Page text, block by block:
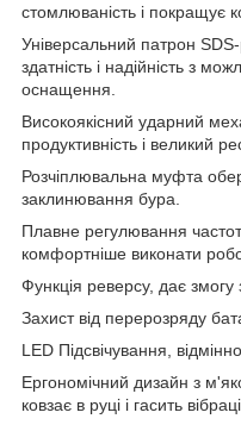
стомлюваність і покращує
Універсальний патрон
здатність і надійність з
оснащення.
Високоякісний ударний
продуктивність і великий
Розчіплювальна муфта
заклинювання бура.
Плавне регулювання
комфортніше виконати
Функція реверсу, дає
Захист від перерозряду
LED Підсвічування,
Ергономічний дизайн з
ковзає в руці і гасить